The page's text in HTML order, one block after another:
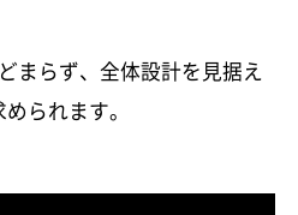
まらず、全体設計を見据え
られます。